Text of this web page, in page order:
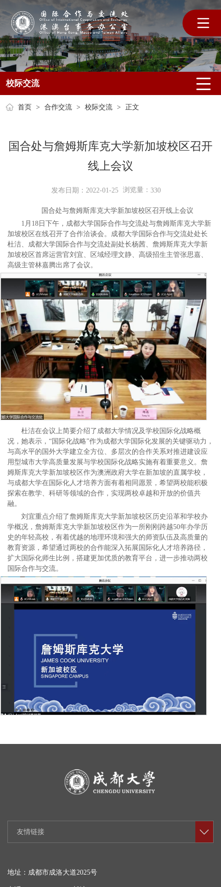
校际交流
首页 > 合作交流 > 校际交流 > 正文
国合处与詹姆斯库克大学新加坡校区召开
线上会议
发布日期：2022-01-25 浏览量： 330
国合处与詹姆斯库克大学新加坡校区召开线上会议
1月18日下午，成都大学国际合作与交流处与詹姆斯库克大学新
加坡校区在线召开了合作洽谈会。成都大学国际合作与交流处处长
杜洁、成都大学国际合作与交流处副处长杨茜、詹姆斯库克大学新
加坡校区首席运营官刘宜、区域经理文静、高级招生主管张思嘉、
高级主管林嘉腾出席了会议。
杜洁在会议上简要介绍了成都大学情况及学校国际化战略概
况，她表示，“国际化战略”作为成都大学国际化发展的关键驱动力，
与高水平的国外大学建立全方位、多层次的合作关系对推进建设应
用型城市大学高质量发展与学校国际化战略实施有着重要意义。詹
姆斯库克大学新加坡校区作为澳洲政府大学在新加坡的直属学校，
与成都大学在国际化人才培养方面有着相同愿景，希望两校能积极
探索在教学、科研等领域的合作，实现两校卓越和开放的价值共
融。
刘宜重点介绍了詹姆斯库克大学新加坡校区历史沿革和学校办
学概况，詹姆斯库克大学新加坡校区作为一所刚刚跨越50年办学历
史的年轻高校，有着优越的地理环境和强大的师资队伍及高质量的
教育资源，希望通过两校的合作能深入拓展国际化人才培养路径，
扩大国际化师生比例，搭建更加优质的教育平台，进一步推动两校
国际合作与交流。
友情链接
地址：成都市成洛大道2025号